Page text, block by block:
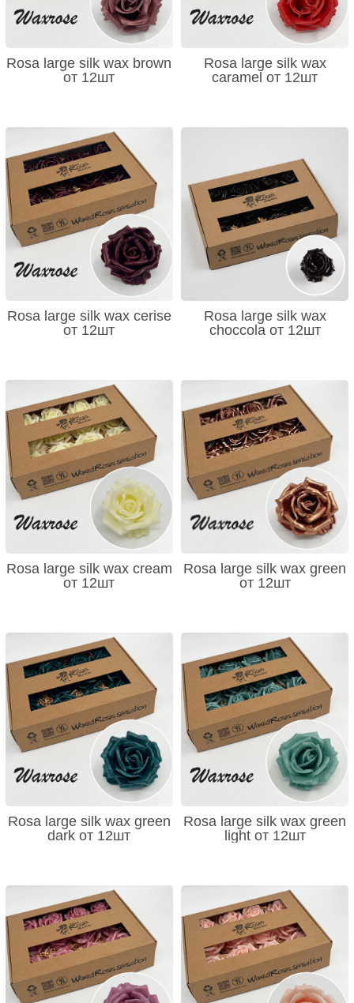
Rosa large silk wax brown
от 12шт
Rosa large silk wax
caramel от 12шт
Rosa large silk wax cerise
от 12шт
Rosa large silk wax
choccola от 12шт
Rosa large silk wax cream
от 12шт
Rosa large silk wax green
от 12шт
Rosa large silk wax green
dark от 12шт
Rosa large silk wax green
light от 12шт